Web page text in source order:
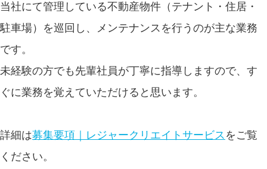
当社にて管理している不動産物件（テナント・住居・
駐車場）を巡回し、メンテナンスを行うのが主な業務
です。
未経験の方でも先輩社員が丁寧に指導しますので、す
ぐに業務を覚えていただけると思います。
詳細は募集要項｜レジャークリエイトサービス をご覧
ください。